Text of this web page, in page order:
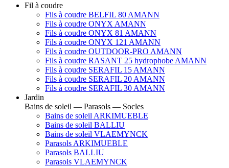
Fil à coudre
Fils à coudre BELFIL 80 AMANN
Fils à coudre ONYX AMANN
Fils à coudre ONYX 81 AMANN
Fils à coudre ONYX 121 AMANN
Fils à coudre OUTDOOR-PRO AMANN
Fils à coudre RASANT 25 hydrophobe AMANN
Fils à coudre SERAFIL 15 AMANN
Fils à coudre SERAFIL 20 AMANN
Fils à coudre SERAFIL 30 AMANN
Jardin
Bains de soleil — Parasols — Socles
Bains de soleil ARKIMUEBLE
Bains de soleil BALLIU
Bains de soleil VLAEMYNCK
Parasols ARKIMUEBLE
Parasols BALLIU
Parasols VLAEMYNCK